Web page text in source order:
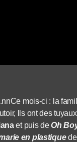
mois-ci : la
lls ont des
et puis deOh
en plastiquede